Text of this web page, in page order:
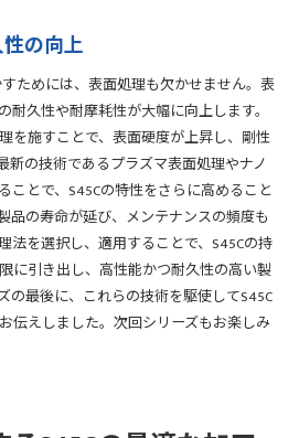
の向上
ためには、表面処理も欠かせません。表
耐久性や耐摩耗性が大幅に向上します。
を施すことで、表面硬度が上昇し、剛性
新の技術であるプラズマ表面処理やナノ
ことで、S45Cの特性をさらに高めること
品の寿命が延び、メンテナンスの頻度も
法を選択し、適用することで、S45Cの持
に引き出し、高性能かつ耐久性の高い製
の最後に、これらの技術を駆使してS45C
伝えしました。次回シリーズもお楽しみ